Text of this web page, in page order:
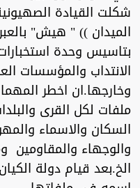
شكلت القيادة
الميدان )) " هيش"
بتاسيس وحدة
الانتداب والمؤسسات
وخارجها.ان اخطر
ملفات لكل القرى
السكان والاسماء
والوجهاء والمقاومين
الخ.بعد قيام دولة